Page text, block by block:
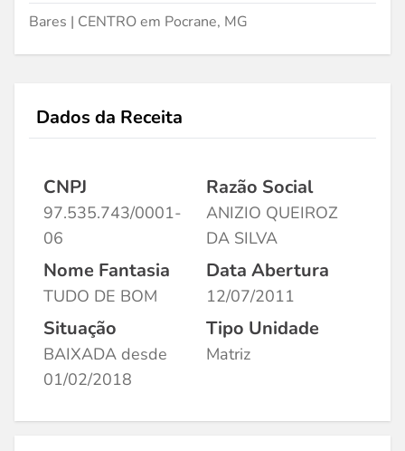
Bares | CENTRO em Pocrane, MG
Dados da Receita
CNPJ
97.535.743/0001-
06
Razão Social
ANIZIO QUEIROZ
DA SILVA
Nome Fantasia
TUDO DE BOM
Data Abertura
12/07/2011
Situação
BAIXADA desde
01/02/2018
Tipo Unidade
Matriz